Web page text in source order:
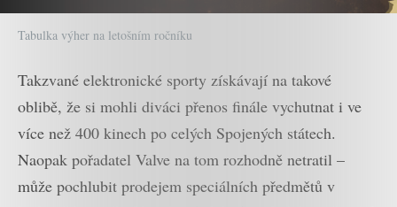
Tabulka výher na letošním ročníku
Takzvané elektronické sporty získávají na takové
oblibě, že si mohli diváci přenos finále vychutnat i ve
více než 400 kinech po celých Spojených státech.
Naopak pořadatel Valve na tom rozhodně netratil –
může pochlubit prodejem speciálních předmětů v